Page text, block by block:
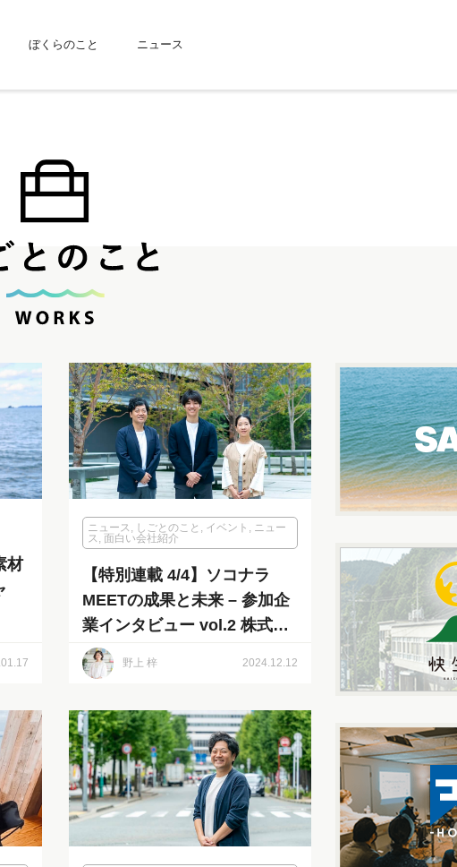
ぼくらのこと ニュース
材
ニュース , しごとのこと , イベント , ニュー
ス , 面白い会社紹介
【特別連載 4/4】ソコナラ
MEETの成果と未来 – 参加企
業インタビュー vol.2 株式会
社博水 | 江越雄大専務取締
役・高山真弓さん（店舗スタ
野上 梓 2024.12.12